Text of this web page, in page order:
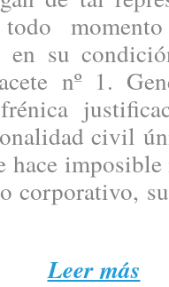
su
nº 1.
civil
hace
corporativo,
Leer más